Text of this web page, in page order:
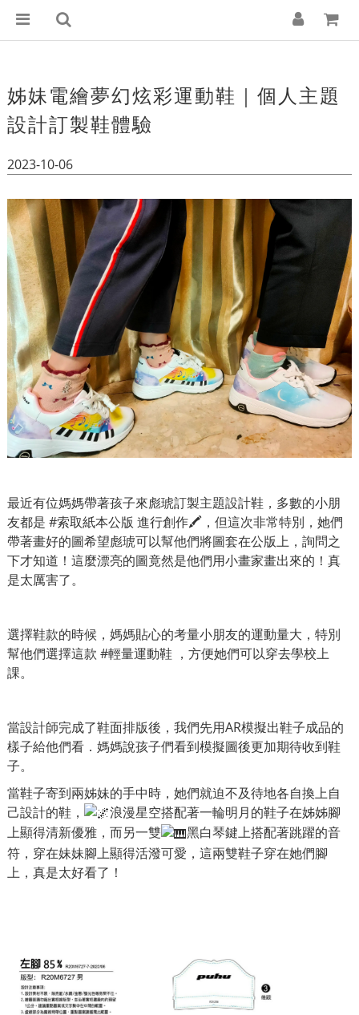
姊妹電繪夢幻炫彩運動鞋｜個人主題
設計訂製鞋體驗
2023-10-06
最近有位媽媽帶著孩子來彪琥訂製主題設計鞋，多數的小朋
友都是 #索取紙本公版 進行創作🖍，但這次非常特別，她們
帶著畫好的圖希望彪琥可以幫他們將圖套在公版上，詢問之
下才知道！這麼漂亮的圖竟然是他們用小畫家畫出來的！真
是太厲害了。
選擇鞋款的時候，媽媽貼心的考量小朋友的運動量大，特別
幫他們選擇這款 #輕量運動鞋 ，方便她們可以穿去學校上
課。
當設計師完成了鞋面排版後，我們先用AR模擬出鞋子成品的
樣子給他們看．媽媽說孩子們看到模擬圖後更加期待收到鞋
子。
當鞋子寄到兩姊妹的手中時，她們就迫不及待地各自換上自
己設計的鞋，
浪漫星空搭配著一輪明月的鞋子在姊姊腳
上顯得清新優雅，而另一雙
黑白琴鍵上搭配著跳躍的音
符，穿在妹妹腳上顯得活潑可愛，這兩雙鞋子穿在她們腳
上，真是太好看了！